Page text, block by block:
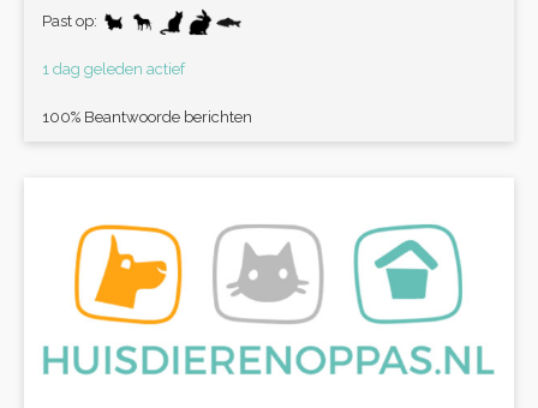
Past op:
1 dag geleden actief
100% Beantwoorde berichten